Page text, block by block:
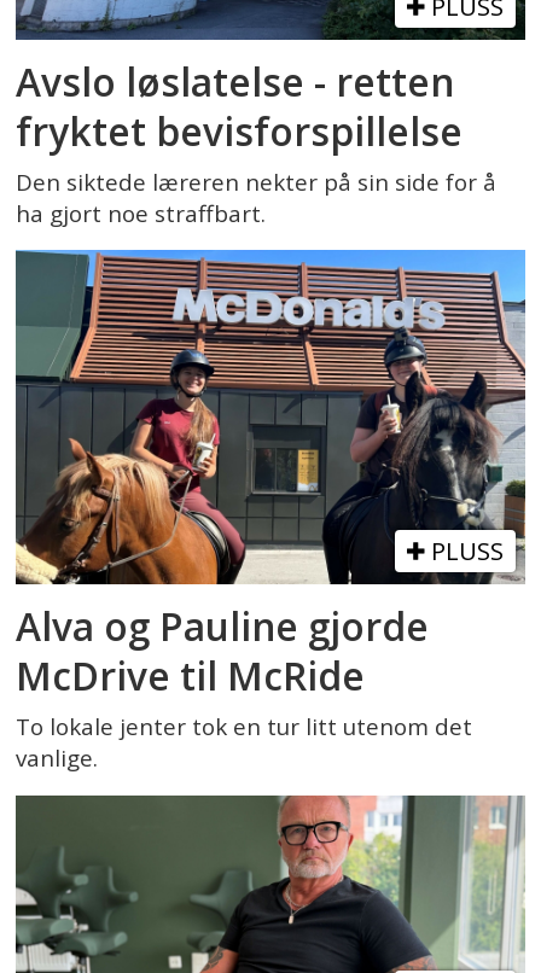
Avslo løslatelse - retten
fryktet bevisforspillelse
Den siktede læreren nekter på sin side for å
ha gjort noe straffbart.
PLUSS
Alva og Pauline gjorde
McDrive til McRide
To lokale jenter tok en tur litt utenom det
vanlige.